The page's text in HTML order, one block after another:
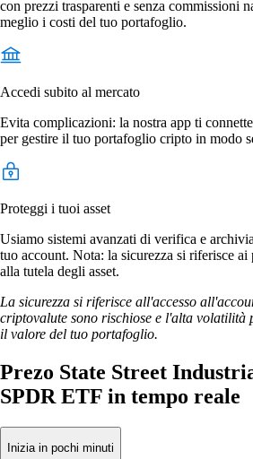
con prezzi trasparenti e senza commissioni
meglio i costi del tuo portafoglio.
Accedi subito al mercato
Evita complicazioni: la nostra app ti
per gestire il tuo portafoglio cripto in modo
Proteggi i tuoi asset
Usiamo sistemi avanzati di verifica e
tuo account. Nota: la sicurezza si riferisce
alla tutela degli asset.
La sicurezza si riferisce all'accesso
criptovalute sono rischiose e l'alta volatilità
il valore del tuo portafoglio.
Prezo State Street
SPDR ETF in tempo reale
Inizia in pochi minuti